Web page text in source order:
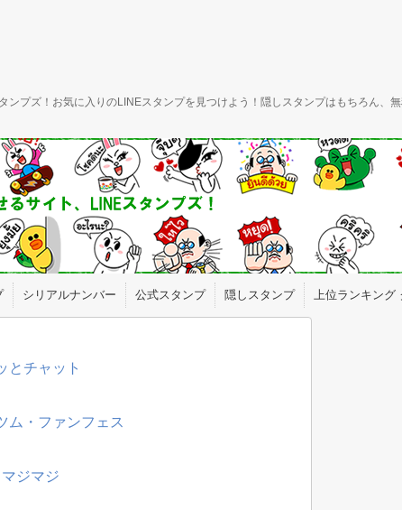
ンプズ！お気に入りのLINEスタンプを見つけよう！隠しスタンプはもちろん、
シリアルナンバー 公式スタンプ 隠しスタンプ 上位ランキング
とチャット
ム・ファンフェス
ジマジ